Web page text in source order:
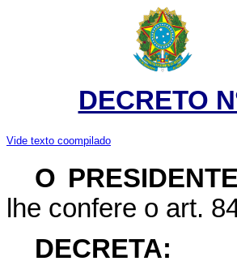
DECRETO
Vide texto coompilado
O
lhe confere o art.
DECRETA: